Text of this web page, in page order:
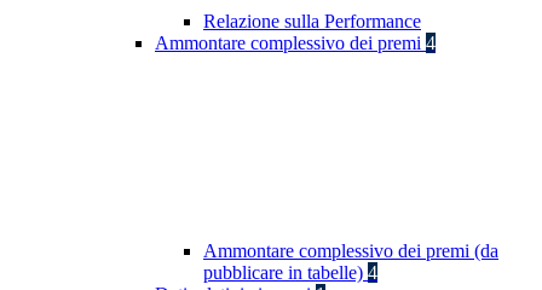
Relazione sulla Performance
Ammontare complessivo dei premi 4
Ammontare complessivo dei premi (da
pubblicare in tabelle) 4